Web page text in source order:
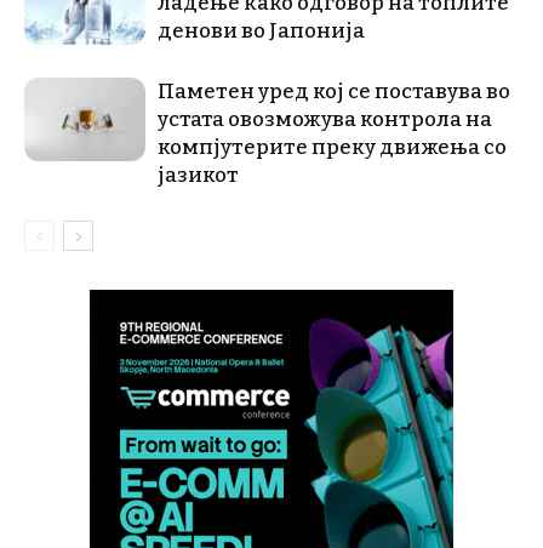
денови во Јапонија
Паметен уред кој се поставува во
устата овозможува контрола на
компјутерите преку движења со
јазикот